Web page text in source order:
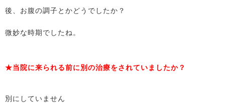
後、お腹の調子とかどうでしたか？
微妙な時期でしたね。
★当院に来られる前に別の治療をされていましたか？
別にしていません